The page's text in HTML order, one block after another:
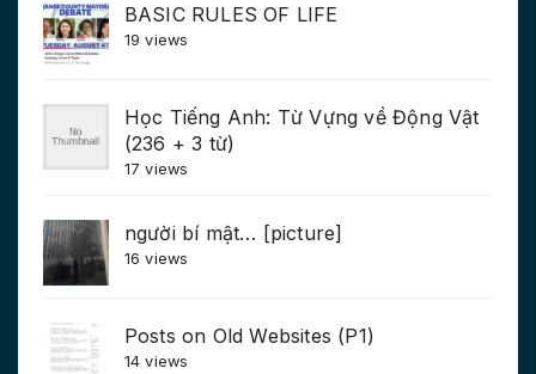
BASIC RULES OF LIFE
19 views
Học Tiếng Anh: Từ Vựng về Động Vật
(236 + 3 từ)
17 views
người bí mật… [picture]
16 views
Posts on Old Websites (P1)
14 views